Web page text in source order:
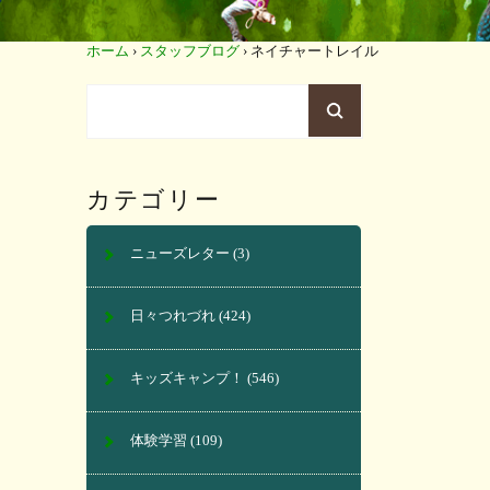
ホーム › スタッフブログ › ネイチャートレイル
カテゴリー
ニューズレター (3)
日々つれづれ (424)
キッズキャンプ！ (546)
体験学習 (109)